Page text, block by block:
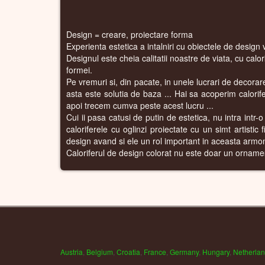
Design = creare, proiectare forma
Experienta estetica a intalniri cu obiectele de design
Designul este cheia calitatii noastre de viata, cu
formei.
Pe vremuri si, din pacate, in unele lucrari de
asta este solutia de baza ... Hai sa acoperim
apoi trecem cumva peste acest lucru ...
Cui ii pasa catusi de putin de estetica, nu intra intr-
caloriferele cu oglinzi proiectate cu un simt
design avand si ele un rol important in aceasta
Caloriferul de design colorat nu este doar un
Austria Belgium Croatia France Germany, Hungary,